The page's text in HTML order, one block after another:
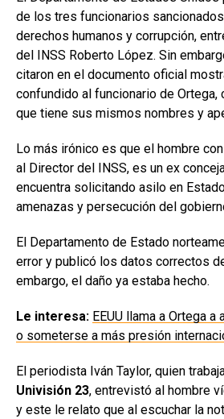
de los tres funcionarios
derechos humanos y corrupción,
del INSS Roberto López. Sin
citaron en el documento oficial
confundido al funcionario de Ortega,
que tiene sus mismos nombres y
Lo más irónico es que el hombre
al Director del INSS, es un ex
encuentra solicitando asilo en
amenazas y persecución del
El Departamento de Estado
error y publicó los datos correctos
embargo, el daño ya estaba hecho.
Le interesa: EEUU llama a Ortega
o someterse a más presión
El periodista Iván Taylor, quien
Univisión 23, entrevistó al hombre
y este le relato que al escuchar la